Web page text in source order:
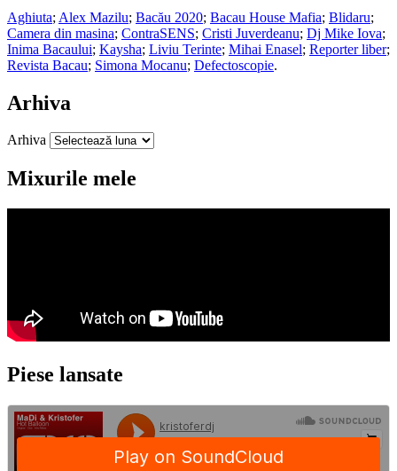
Aghiuta; Alex Mazilu; Bacău 2020; Bacau House Mafia; Blidaru;
Camera din masina; ContraSENS; Cristi Juverdeanu; Dj Mike Iova;
Inima Bacaului; Kaysha; Liviu Terinte; Mihai Enasel; Reporter liber;
Revista Bacau; Simona Mocanu; Defectoscopie.
Arhiva
Arhiva
Mixurile mele
Piese lansate